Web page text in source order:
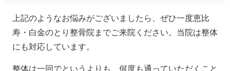
上記のようなお悩みがございましたら、ぜひ一度恵比
寿・白金のとり整骨院までご来院ください。当院は整体
にも対応しています。
整体は一回でというよりも、何度も通っていただくこと